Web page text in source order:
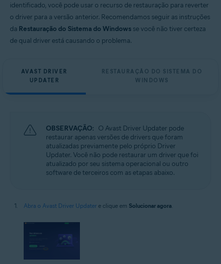
identificado, você pode usar o recurso de restauração para reverter
o driver para a versão anterior. Recomendamos seguir as instruções
da Restauração do Sistema do Windows se você não tiver certeza
de qual driver está causando o problema.
AVAST DRIVER
UPDATER
RESTAURAÇÃO DO SISTEMA DO
WINDOWS
OBSERVAÇÃO: O Avast Driver Updater pode
restaurar apenas versões de drivers que foram
atualizadas previamente pelo próprio Driver
Updater. Você não pode restaurar um driver que foi
atualizado por seu sistema operacional ou outro
software de terceiros com as etapas abaixo.
Abra o Avast Driver Updater e clique em Solucionar agora.